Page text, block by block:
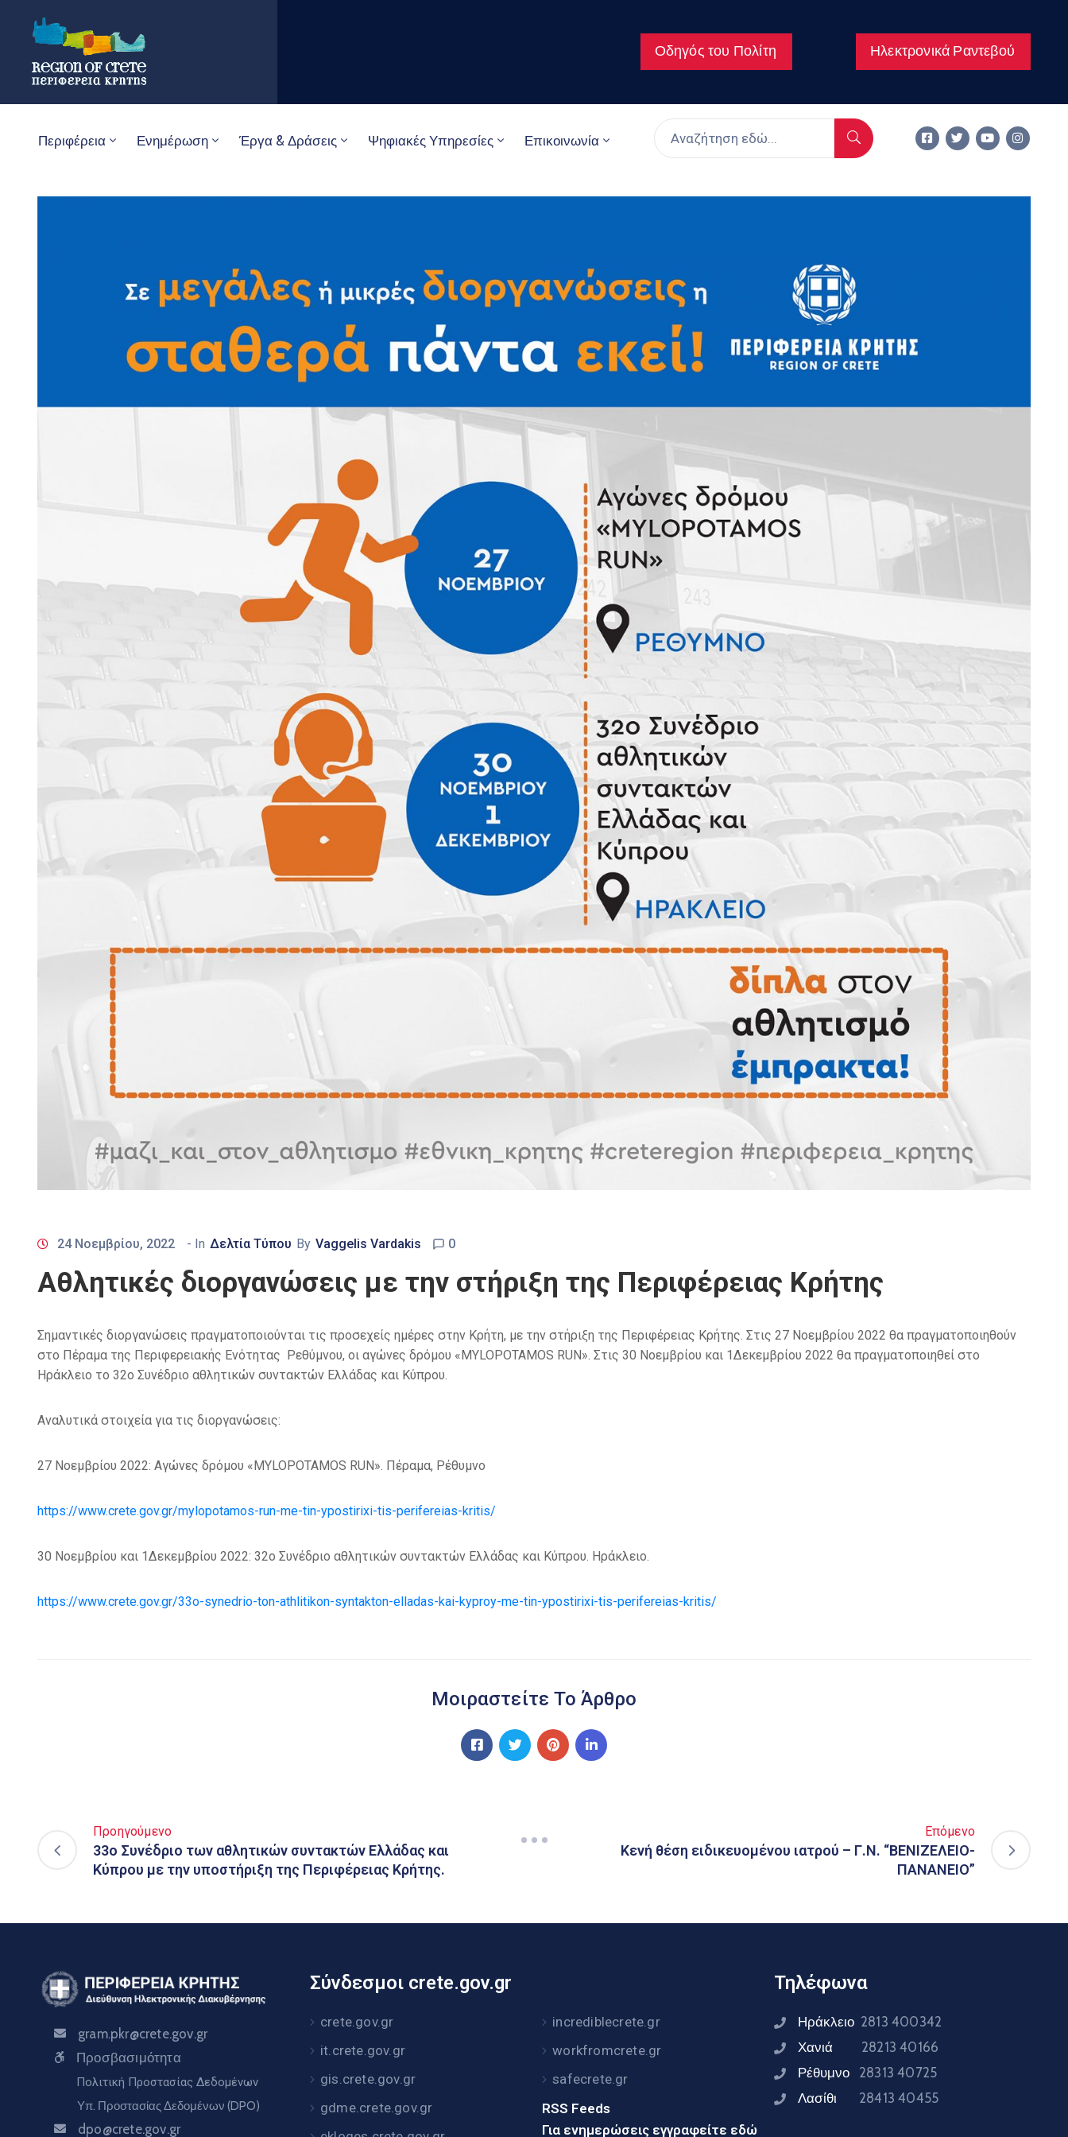
Οδηγός του Πολίτη Ηλεκτρονικά Ραντεβού
Περιφέρεια Ενημέρωση Έργα & Δράσεις Ψηφιακές Υπηρεσίες Επικοινωνία
24 Νοεμβρίου, 2022 - In Δελτία Τύπου By Vaggelis Vardakis 0
Αθλητικές διοργανώσεις με την στήριξη της Περιφέρειας Κρήτης
Σημαντικές διοργανώσεις πραγματοποιούνται τις προσεχείς ημέρες στην Κρήτη, με την στήριξη της Περιφέρειας Κρήτης. Στις 27 Νοεμβρίου 2022 θα πραγματοποιηθούν
στο Πέραμα της Περιφερειακής Ενότητας Ρεθύμνου, οι αγώνες δρόμου «MYLOPOTAMOS RUN». Στις 30 Νοεμβρίου και 1Δεκεμβρίου 2022 θα πραγματοποιηθεί στο
Ηράκλειο το 32ο Συνέδριο αθλητικών συντακτών Ελλάδας και Κύπρου.
Αναλυτικά στοιχεία για τις διοργανώσεις:
27 Νοεμβρίου 2022: Αγώνες δρόμου «MYLOPOTAMOS RUN». Πέραμα, Ρέθυμνο
https://www.crete.gov.gr/mylopotamos-run-me-tin-ypostirixi-tis-perifereias-kritis/
30 Νοεμβρίου και 1Δεκεμβρίου 2022: 32ο Συνέδριο αθλητικών συντακτών Ελλάδας και Κύπρου. Ηράκλειο.
https://www.crete.gov.gr/33o-synedrio-ton-athlitikon-syntakton-elladas-kai-kyproy-me-tin-ypostirixi-tis-perifereias-kritis/
Μοιραστείτε Το Άρθρο
Προηγούμενο
33ο Συνέδριο των αθλητικών συντακτών Ελλάδας και
Κύπρου με την υποστήριξη της Περιφέρειας Κρήτης.
Επόμενο
Κενή θέση ειδικευομένου ιατρού – Γ.Ν. “ΒΕΝΙΖΕΛΕΙΟ-
ΠΑΝΑΝΕΙΟ”
gram.pkr@crete.gov.gr
Προσβασιμότητα
Πολιτική Προστασίας Δεδομένων
Υπ. Προστασίας Δεδομένων (DPO)
dpo@crete.gov.gr
Σύνδεσμοι crete.gov.gr
crete.gov.gr
it.crete.gov.gr
gis.crete.gov.gr
gdme.crete.gov.gr
incrediblecrete.gr
workfromcrete.gr
safecrete.gr
RSS Feeds
Για ενημερώσεις εγγραφείτε εδώ
Τηλέφωνα
Ηράκλειο 2813 400342
Χανιά 28213 40166
Ρέθυμνο 28313 40725
Λασίθι 28413 40455